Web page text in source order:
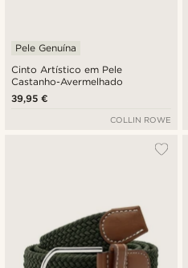
Cinto Artístico em Pele
Castanho-Avermelhado
Pele Genuína
39,95 €
COLLIN ROWE